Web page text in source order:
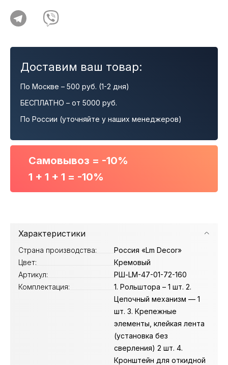
Доставим ваш товар:
По Москве – 500 руб. (1-2 дня)
БЕСПЛАТНО – от 5000 руб.
По России (уточняйте у наших менеджеров)
Самовывоз = -10%
1 + 1 + 1 = -10%
Характеристики
Страна производства:
Россия «Lm Decor»
Цвет:
Кремовый
Артикул:
РШ-LM-47-01-72-160
Комплектация:
1. Рольштора – 1 шт. 2.
Цепочный механизм — 1
шт. 3. Крепежные
элементы, клейкая лента
(установка без
сверления) 2 шт. 4.
Кронштейн для откидной